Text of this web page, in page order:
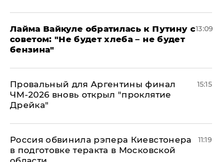
Лайма Вайкуле обратилась к Путину с
советом: "Не будет хлеба – не будет
бензина"
13:09
Провальный для Аргентины финал
ЧМ-2026 вновь открыл "проклятие
Дрейка"
15:15
Россия обвинила рэпера Киевстонера
в подготовке теракта в Московской
11:19